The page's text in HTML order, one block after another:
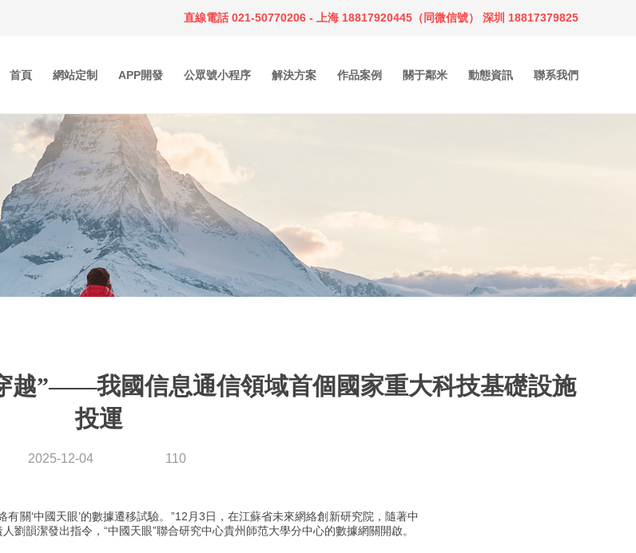
直線電話 021-50770206 - 上海 18817920445（同微信號） 深圳 18817379825
首頁 網站定制 APP開發 公眾號小程序 解決方案 作品案例 關于鄰米 動態資訊 聯系我們
首頁
網站定制
APP開發
公眾號小程序
解決方案
作品案例
聯系我們
越”——我國信息通信領域首個國家重大科技基礎設施
投運
2025-12-04 110
關‘中國天眼’的數據遷移試驗。”12月3日，在江蘇省未來網絡創新研究院，隨著中
劉韻潔發出指令，“中國天眼”聯合研究中心貴州師范大學分中心的數據網關開啟。